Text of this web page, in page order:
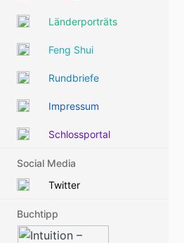
Länderporträts
Feng Shui
Rundbriefe
Impressum
Schlossportal
Social Media
Twitter
Buchtipp